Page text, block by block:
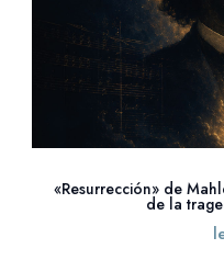
«Resurrección» de
de la